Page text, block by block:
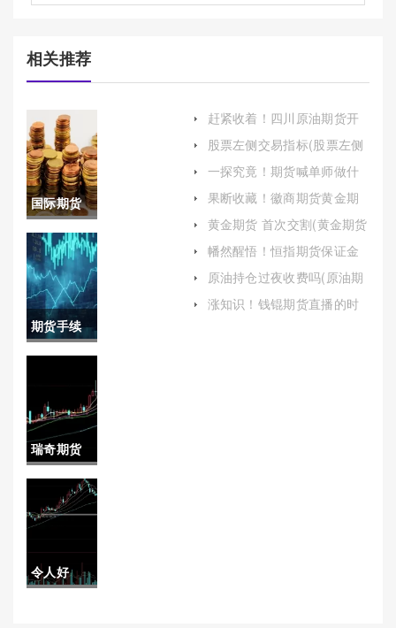
相关推荐
国际期货
的帖子(国
际原油期
货)
期货手续
费要取消
手续费默
认是多少)
瑞奇期货
(瑞奇期货
交流平台)
令人好
赶紧收着！四川原油期货开
和参与原油期货市场）
股票左侧交易指标(股票左侧
一探究竟！期货喊单师做什
市场中获取利润）
果断收藏！徽商期货黄金期
手续费多少)
黄金期货 首次交割(黄金期货
幡然醒悟！恒指期货保证金
费标准)
原油持仓过夜收费吗(原油期
涨知识！钱锟期货直播的时